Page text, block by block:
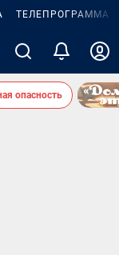
ТЕЛЕПРОГРАММА
опасность